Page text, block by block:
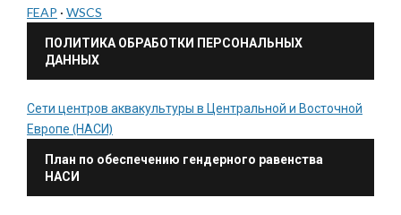
FEAP · WSCS
ПОЛИТИКА ОБРАБОТКИ ПЕРСОНАЛЬНЫХ
ДАННЫХ
Сети центров аквакультуры в Центральной и Восточной
Европе (НАСИ)
План по обеспечению гендерного равенства
НАСИ